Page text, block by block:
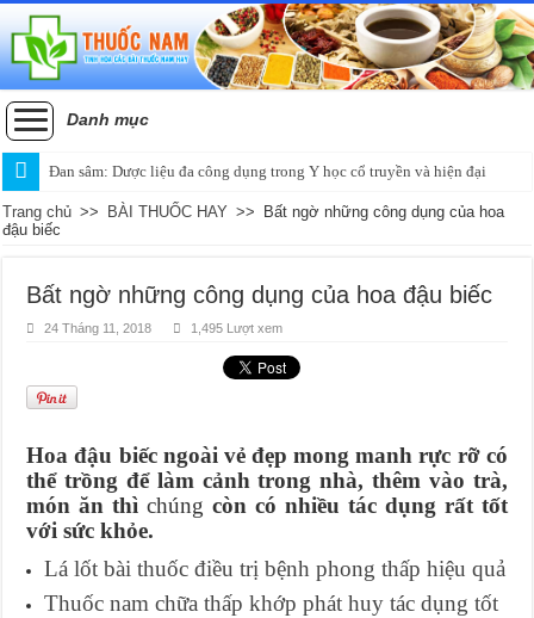
Danh mục
Đan sâm: Dược liệu đa công dụng trong Y học cổ truyền và hiện đại
Trang chủ >> BÀI THUỐC HAY >>
Bất ngờ những công dụng của hoa
đậu biếc
Bất ngờ những công dụng của hoa đậu biếc
24 Tháng 11, 2018 1,495 Lượt xem
Hoa đậu biếc ngoài vẻ đẹp mong manh rực rỡ có
thể trồng để làm cảnh trong nhà, thêm vào trà,
món ăn thìchúng còn có nhiều tác dụng rất tốt
với sức khỏe.
Lá lốt bài thuốc điều trị bệnh phong thấp hiệu quả
Thuốc nam chữa thấp khớp phát huy tác dụng tốt